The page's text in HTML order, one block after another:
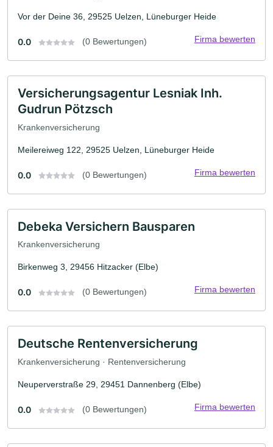
Vor der Deine 36, 29525 Uelzen, Lüneburger Heide
0.0 (0 Bewertungen) Firma bewerten
Versicherungsagentur Lesniak Inh.
Gudrun Pötzsch
Krankenversicherung
Meilereiweg 122, 29525 Uelzen, Lüneburger Heide
0.0 (0 Bewertungen) Firma bewerten
Debeka Versichern Bausparen
Krankenversicherung
Birkenweg 3, 29456 Hitzacker (Elbe)
0.0 (0 Bewertungen) Firma bewerten
Deutsche Rentenversicherung
Krankenversicherung · Rentenversicherung
Neuperverstraße 29, 29451 Dannenberg (Elbe)
0.0 (0 Bewertungen) Firma bewerten